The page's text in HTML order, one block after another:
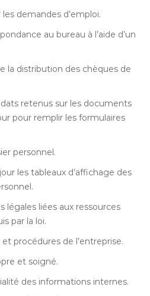
demandes d’emploi.
au bureau à l’aide d’un
la distribution des chèques de
retenus sur les documents
pour remplir les formulaires
personnel.
les tableaux d’affichage des
légales liées aux ressources
par la loi.
procédures de l’entreprise.
et soigné.
des informations internes.